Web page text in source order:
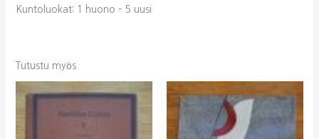
Kuntoluokat: 1 huono – 5 uusi
Tutustu myös